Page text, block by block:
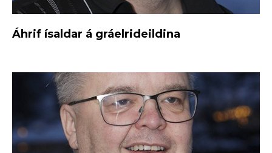
Áhrif ísaldar á gráelrideildina